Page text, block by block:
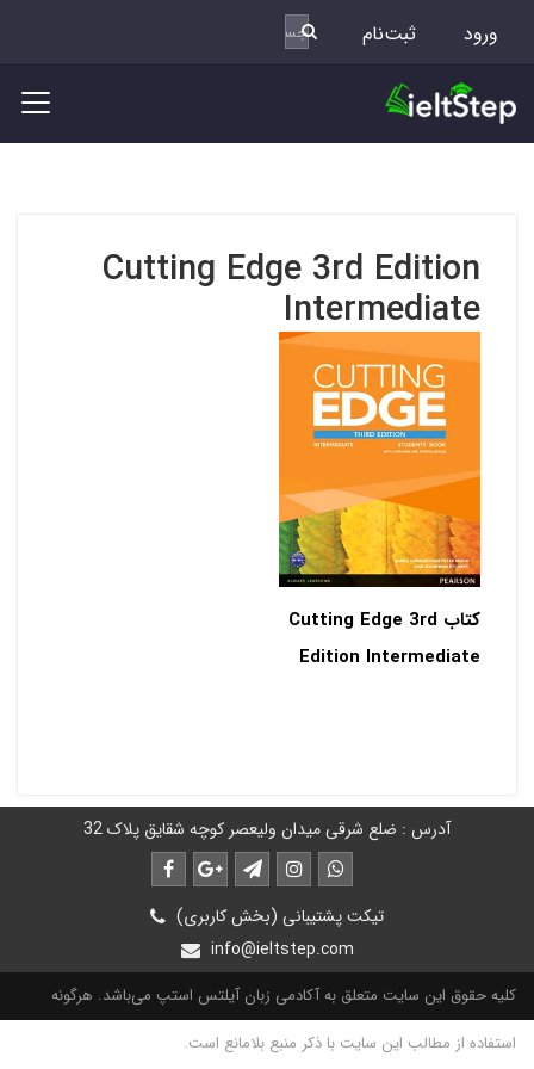
ورود ثبت‌نام
Cutting Edge 3rd Edition
Intermediate
کتاب Cutting Edge 3rd
Edition Intermediate
آدرس : ضلع شرقی میدان ولیعصر کوچه شقایق پلاک 32
تیکت پشتیبانی (بخش کاربری)
info@ieltstep.com
کلیه حقوق این سایت متعلق به آکادمی زبان آیلتس استپ می‌باشد. هرگونه
استفاده از مطالب این سایت با ذکر منبع بلامانع است.